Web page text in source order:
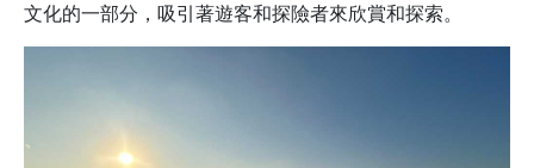
文化的一部分，吸引著遊客和探險者來欣賞和探索。